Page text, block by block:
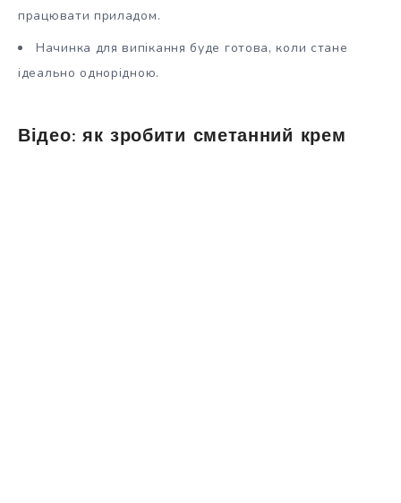
працювати приладом.
Начинка для випікання буде готова, коли стане
ідеально однорідною.
Відео: як зробити сметанний крем